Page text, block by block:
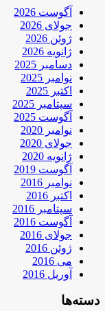
آگوست 2026
جولای 2026
ژوئن 2026
ژانویه 2026
دسامبر 2025
نوامبر 2025
اکتبر 2025
سپتامبر 2025
آگوست 2025
نوامبر 2020
جولای 2020
ژانویه 2020
آگوست 2019
نوامبر 2016
اکتبر 2016
سپتامبر 2016
آگوست 2016
جولای 2016
ژوئن 2016
می 2016
آوریل 2016
دسته‌ها